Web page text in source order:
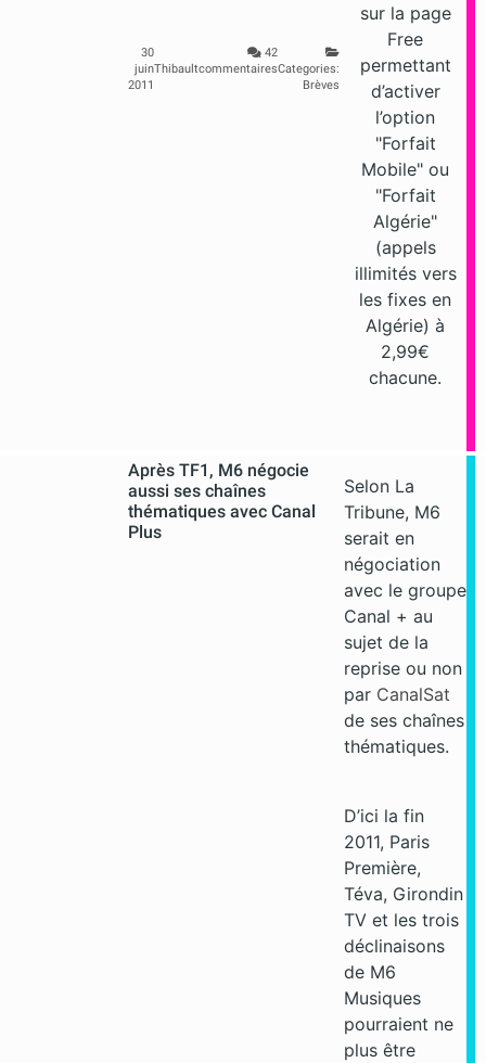
30
juin
2011
Thibault
42
commentairesCategories:
Brèves
sur la page
Free
permettant
d’activer
l’option
"Forfait
Mobile" ou
"Forfait
Algérie"
(appels
illimités vers
les fixes en
Algérie) à
2,99€
chacune.
Après TF1, M6 négocie
aussi ses chaînes
thématiques avec Canal
Plus
Selon La
Tribune, M6
serait en
négociation
avec le groupe
Canal + au
sujet de la
reprise ou non
par CanalSat
de ses chaînes
thématiques.
D’ici la fin
2011, Paris
Première,
Téva, Girondin
TV et les trois
déclinaisons
de M6
Musiques
pourraient ne
plus être